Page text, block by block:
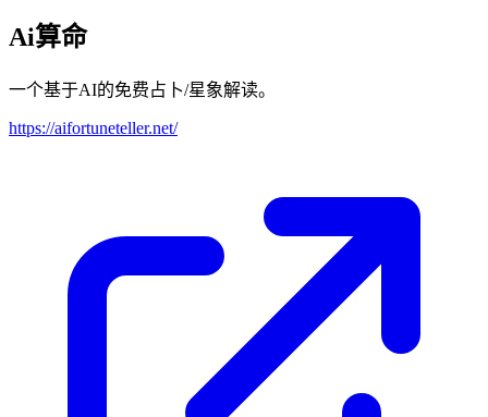
Ai算命
一个基于AI的免费占卜/星象解读。
https://aifortuneteller.net/